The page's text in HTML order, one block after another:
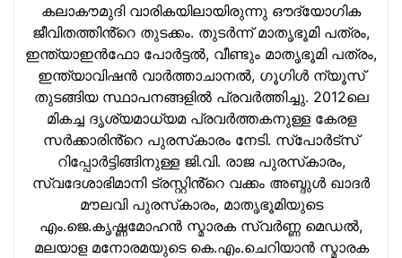
കലാകൗമുദി വാരികയിലായിരുന്നു ഔദ്യോഗിക
ജീവിതത്തിൻ്റെ തുടക്കം. തുടര്‍ന്ന് മാതൃഭൂമി പത്രം,
ഇന്ത്യാഇന്‍ഫോ പോർട്ടൽ, വീണ്ടും മാതൃഭൂമി പത്രം,
ഇന്ത്യാവിഷന്‍ വാർത്താചാനൽ, ഗൂഗിൾ ന്യൂസ്
തുടങ്ങിയ സ്ഥാപനങ്ങളില്‍ പ്രവര്‍ത്തിച്ചു. 2012ലെ
മികച്ച ദൃശ്യമാധ്യമ പ്രവര്‍ത്തകനുള്ള കേരള
സർക്കാരിൻ്റെ പുരസ്‌കാരം നേടി. സ്പോർട്സ്
റിപ്പോർട്ടിങ്ങിനുള്ള ജി.വി. രാജ പുരസ്‌കാരം,
സ്വദേശാഭിമാനി ട്രസ്റ്റിൻ്റെ വക്കം അബ്ദുള്‍ ഖാദര്‍
മൗലവി പുരസ്‌കാരം, മാതൃഭൂമിയുടെ
എം.ജെ.കൃഷ്ണമോഹന്‍ സ്മാരക സ്വര്‍ണ്ണ മെഡല്‍,
മലയാള മനോരമയുടെ കെ.എം.ചെറിയാന്‍ സ്മാരക